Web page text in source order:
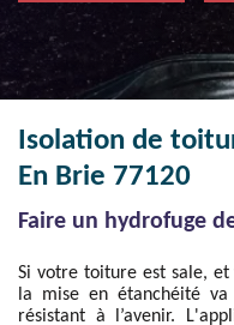
Isolation de
En Brie 77120
Faire un hydrofuge
Si votre toiture est sale,
la mise en étanchéité
résistant à l’avenir.